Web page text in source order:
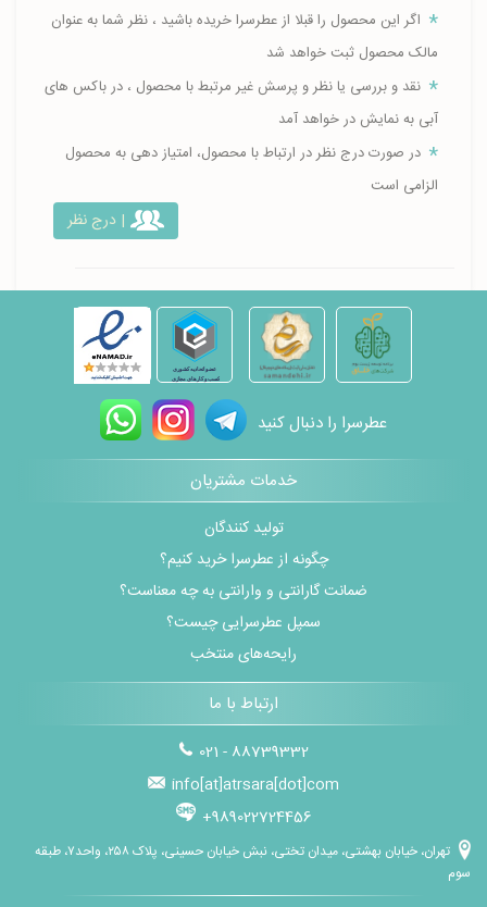
اگر این محصول را قبلا از عطرسرا خریده باشید ، نظر شما به عنوان
مالک محصول ثبت خواهد شد
نقد و بررسی یا نظر و پرسش غیر مرتبط با محصول ، در باکس های
آبی به نمایش در خواهد آمد
در صورت درج نظر در ارتباط با محصول، امتیاز دهی به محصول
الزامی است
| درج نظر
عطرسرا را دنبال کنید
خدمات مشتریان
تولید کنندگان
چگونه از عطرسرا خرید کنیم؟
ضمانت گارانتی و وارانتی به چه معناست؟
سمپل عطرسرایی چیست؟
رایحه‌های منتخب
ارتباط با ما
021 - 88739332
info[at]atrsara[dot]com
+989022724456
تهران، خیابان بهشتی، میدان تختی، نبش خیابان حسینی، پلاک ۲۵۸، واحد۷، طبقه
سوم